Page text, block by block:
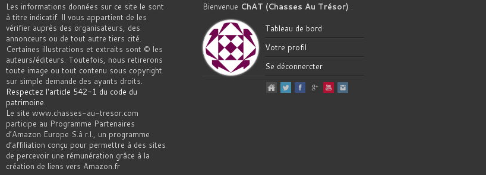
Les informations données sur ce site le sont
à titre indicatif. Il vous appartient de les
vérifier auprès des organisateurs, des
annonceurs ou de tout autre tiers cité.
Certaines illustrations et extraits sont © les
auteurs/éditeurs. Toutefois, nous retirerons
toute image ou tout contenu sous copyright
sur simple demande des ayants droits.
Respectez l'article 542-1 du code du
patrimoine
Le site www.chasses-au-tresor.com
participe au Programme Partenaires
d’Amazon Europe S.à r.l., un programme
d’affiliation conçu pour permettre à des sites
de percevoir une rémunération grâce à la
création de liens vers Amazon.fr
Bienvenue ChAT (Chasses Au Trésor)
Tableau de bord
Votre profil
Se déconnercter